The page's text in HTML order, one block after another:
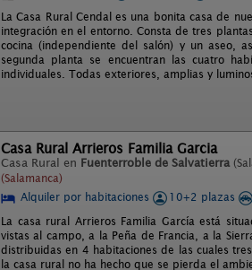
La Casa Rural Cendal es una bonita casa de
integración en el entorno. Consta de tres
cocina (independiente del salón) y un aseo,
segunda planta se encuentran las cuatro
individuales. Todas exteriores, amplias y
Casa Rural Arrieros Familia Garcia
Casa Rural en Fuenterroble de Salvatierra
(Salamanca)
Alquiler por habitaciones 10+2 plazas
La casa rural Arrieros Familia García está
vistas al campo, a la Peña de Francia, a la
distribuidas en 4 habitaciones de las cuales
la casa rural no ha hecho que se pierda el